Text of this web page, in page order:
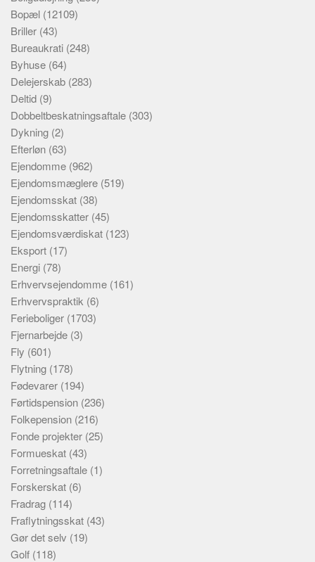
Bopæl (12109)
Briller (43)
Bureaukrati (248)
Byhuse (64)
Delejerskab (283)
Deltid (9)
Dobbeltbeskatningsaftale (303)
Dykning (2)
Efterløn (63)
Ejendomme (962)
Ejendomsmæglere (519)
Ejendomsskat (38)
Ejendomsskatter (45)
Ejendomsværdiskat (123)
Eksport (17)
Energi (78)
Erhvervsejendomme (161)
Erhvervspraktik (6)
Ferieboliger (1703)
Fjernarbejde (3)
Fly (601)
Flytning (178)
Fødevarer (194)
Førtidspension (236)
Folkepension (216)
Fonde projekter (25)
Formueskat (43)
Forretningsaftale (1)
Forskerskat (6)
Fradrag (114)
Fraflytningsskat (43)
Gør det selv (19)
Golf (118)